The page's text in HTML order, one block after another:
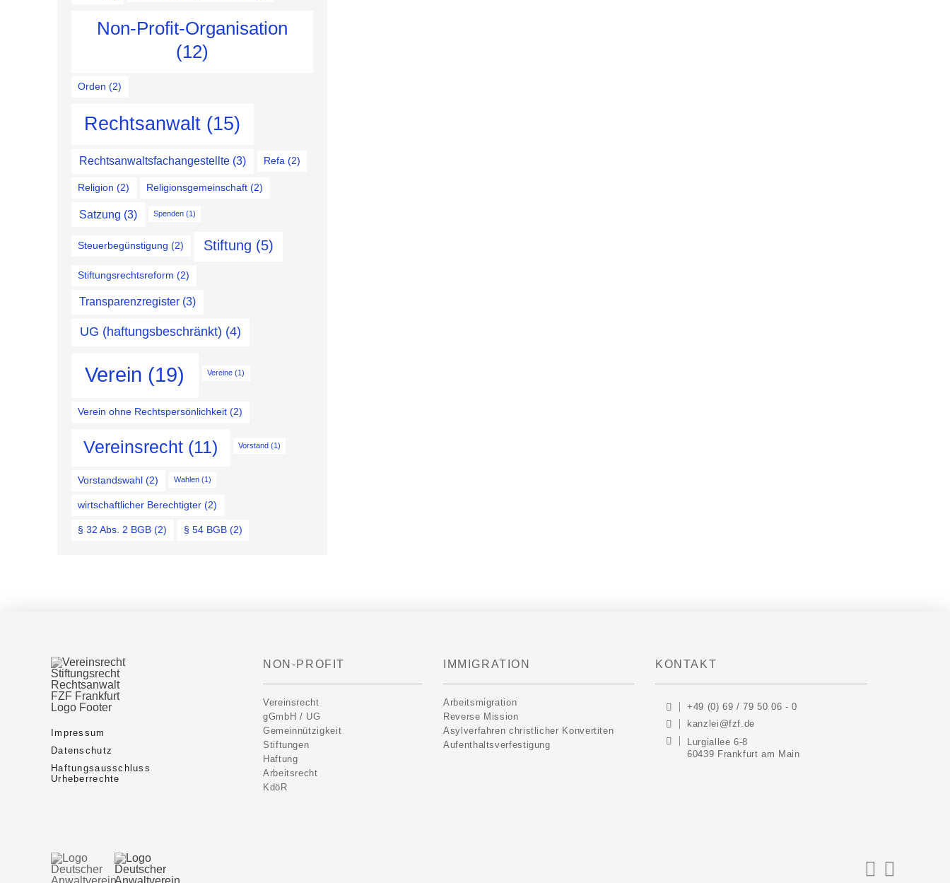
Non-Profit-Organisation
(12)
Orden (2)
Rechtsanwalt (15)
Rechtsanwaltsfachangestellte(3) Refa (2)
Religion (2) Religionsgemeinschaft (2)
Satzung (3) Spenden(1)
Steuerbegünstigung (2) Stiftung (5)
Stiftungsrechtsreform (2)
Transparenzregister(3)
UG (haftungsbeschränkt) (4)
Verein (19) Vereine (1)
Verein ohne Rechtspersönlichkeit (2)
Vereinsrecht(11) Vorstand(1)
Vorstandswahl (2) Wahlen(1)
wirtschaftlicher Berechtigter (2)
§ 32 Abs. 2 BGB (2) § 54 BGB (2)
Impressum
Datenschutz
Haftungsausschluss
Urheberrechte
NON-PROFIT
Vereinsrecht
gGmbH / UG
Gemeinnützigkeit
Stiftungen
Haftung
Arbeitsrecht
KdöR
IMMIGRATION
Arbeitsmigration
Reverse Mission
Asylverfahren christlicher Konvertiten
Aufenthaltsverfestigung
KONTAKT
+49 (0) 69 / 79 50 06 - 0
kanzlei@fzf.de
Lurgiallee 6-8
60439 Frankfurt am Main